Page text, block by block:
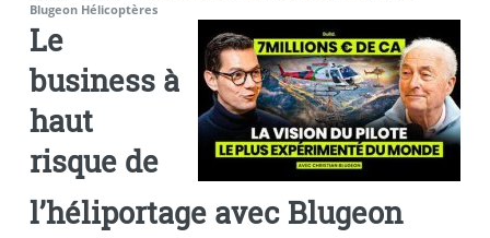
Blugeon Hélicoptères
Le
business à
haut
risque de
l’héliportage avec Blugeon